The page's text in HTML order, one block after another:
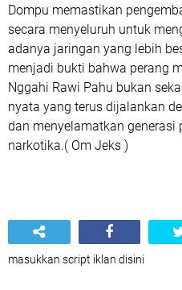
Dompu memastikan
secara menyeluruh untuk
adanya jaringan yang lebih
menjadi bukti bahwa perang
Nggahi Rawi Pahu bukan
nyata yang terus dijalankan
dan menyelamatkan generasi
narkotika.( Om Jeks )
masukkan script iklan disini